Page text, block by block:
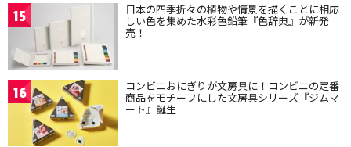
15 日本の四季折々の植物や情景を描くことに相応
しい色を集めた水彩色鉛筆『色辞典』が新発
売！
16 コンビニおにぎりが文房具に！コンビニの定番
商品をモチーフにした文房具シリーズ『ジムマ
ート』誕生